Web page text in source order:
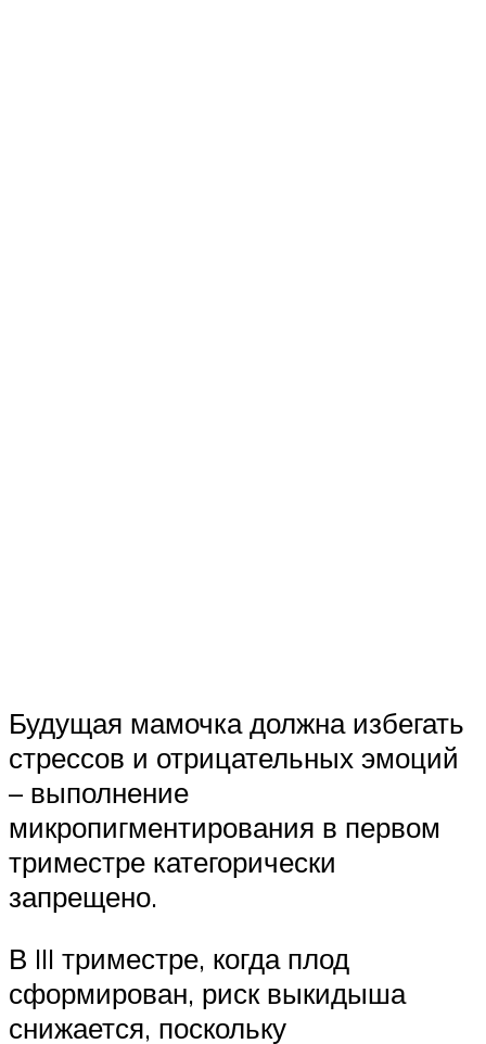
Будущая мамочка должна избегать
стрессов и отрицательных эмоций
– выполнение
микропигментирования в первом
триместре категорически
запрещено.
В III триместре, когда плод
сформирован, риск выкидыша
снижается, поскольку